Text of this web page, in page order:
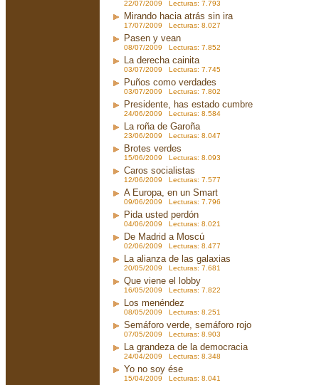
22/07/2009 Lecturas: 7.793
Mirando hacia atrás sin ira
17/07/2009 Lecturas: 8.027
Pasen y vean
08/07/2009 Lecturas: 7.852
La derecha cainita
03/07/2009 Lecturas: 7.745
Puños como verdades
03/07/2009 Lecturas: 7.802
Presidente, has estado cumbre
24/06/2009 Lecturas: 8.584
La roña de Garoña
23/06/2009 Lecturas: 8.047
Brotes verdes
15/06/2009 Lecturas: 8.093
Caros socialistas
12/06/2009 Lecturas: 7.577
A Europa, en un Smart
09/06/2009 Lecturas: 7.796
Pida usted perdón
04/06/2009 Lecturas: 8.021
De Madrid a Moscú
02/06/2009 Lecturas: 8.477
La alianza de las galaxias
20/05/2009 Lecturas: 7.681
Que viene el lobby
16/05/2009 Lecturas: 7.822
Los menéndez
08/05/2009 Lecturas: 8.251
Semáforo verde, semáforo rojo
07/05/2009 Lecturas: 8.903
La grandeza de la democracia
24/04/2009 Lecturas: 8.348
Yo no soy ése
15/04/2009 Lecturas: 8.041